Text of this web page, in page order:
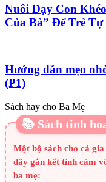
Nuôi Dạy Con
Của Bà” Để Trẻ
Hướng dẫn mẹo
(P1)
Sách hay cho Ba Mẹ
📚 Sách tinh
Một bộ sách cho cả
dây gắn kết tình cảm
ba mẹ: